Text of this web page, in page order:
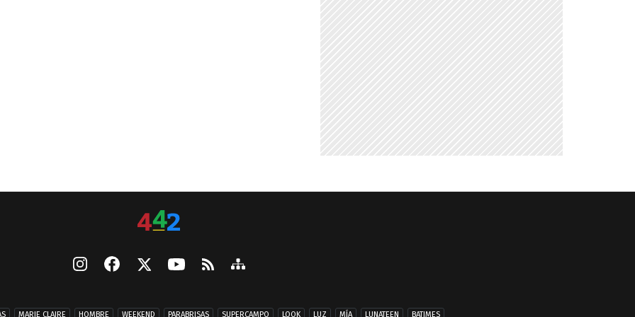
MARIE CLAIRE HOMBRE WEEKEND PARABRISAS SUPERCAMPO LOOK LUZ MÍA LUNATEEN BATIMES